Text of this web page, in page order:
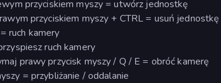
przyciskiem myszy = utwórz jednostkę
przyciskiem myszy + CTRL = usuń jednostkę
ruch kamery
ruch kamery
prawy przycisk myszy / Q / E = obróć kamerę
= przybliżanie / oddalanie